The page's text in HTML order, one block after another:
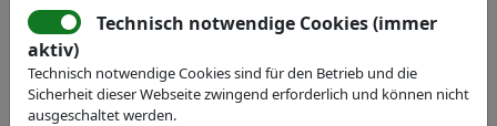
PhotonikTechnisch notwendige Cookies (immer
aktiv)
Technisch notwendige Cookies sind für den Betrieb und die
Sicherheit dieser Webseite zwingend erforderlich und können nicht
ausgeschaltet werden.